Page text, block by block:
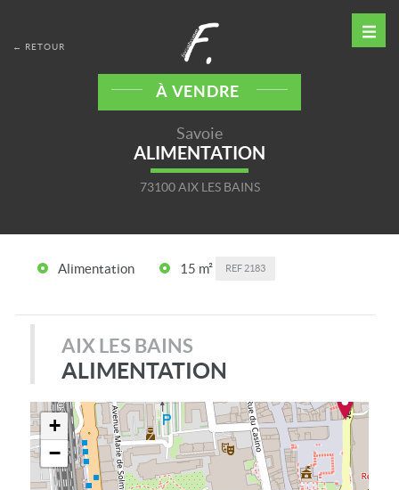
← RETOUR
À VENDRE
Savoie
ALIMENTATION
73100 AIX LES BAINS
Alimentation 15 m² REF 2183
AIX LES BAINS
ALIMENTATION
+
−